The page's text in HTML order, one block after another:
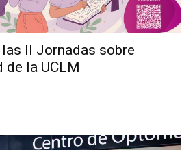
II Jornadas sobre
de la UCLM